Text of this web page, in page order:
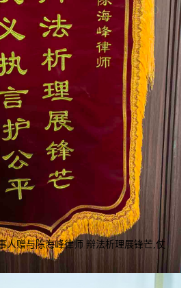
人赠与陈海峰律师 辩法析理展锋芒,仗